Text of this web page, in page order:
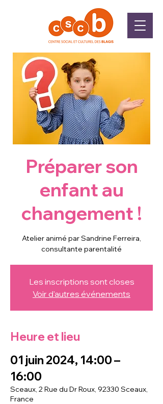
Préparer son
enfant au
changement !
Atelier animé par Sandrine Ferreira,
consultante parentalité
Les inscriptions sont closes
Voir d'autres événements
Heure et lieu
01 juin 2024, 14:00 –
16:00
Sceaux, 2 Rue du Dr Roux, 92330 Sceaux,
France